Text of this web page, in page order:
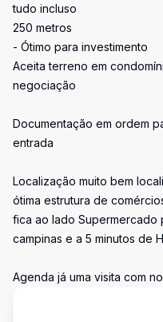
tudo incluso
250 metros
- Ótimo para investimento
Aceita terreno em
negociação
Documentação em ordem
entrada
Localização muito bem
ótima estrutura de
fica ao lado Supermercado
campinas e a 5 minutos de
Agenda já uma visita com